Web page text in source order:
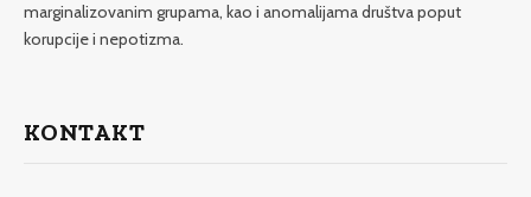
marginalizovanim grupama, kao i anomalijama društva poput
korupcije i nepotizma.
KONTAKT